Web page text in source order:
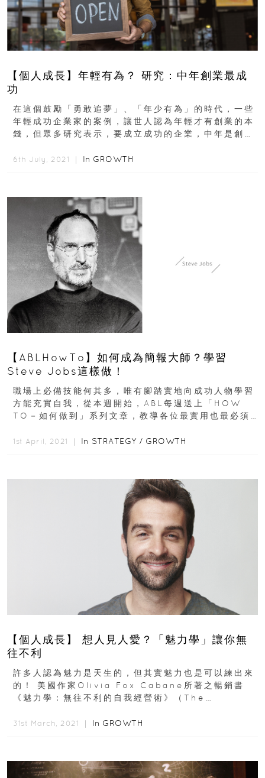
【個人成長】年輕有為？ 研究：中年創業最成
功
在這個鼓勵「勇敢追夢」、「年少有為」的時代，一些
年輕成功企業家的案例，讓世人認為年輕才有創業的本
錢，但眾多研究表示，要成立成功的企業，中年是創業
6th July, 2021 ｜ In GROWTH
【ABLHowTo】如何成為簡報大師？學習
Steve Jobs這樣做！
職場上必備技能何其多，唯有腳踏實地向成功人物學習
方能充實自我，從本週開始，ABL每週送上「HOW
TO－如何做到」系列文章，教導各位最實用也最必須
1st April, 2021 ｜ In STRATEGY / GROWTH
【個人成長】 想人見人愛？「魅力學」讓你無
往不利
許多人認為魅力是天生的，但其實魅力也是可以練出來
的！ 美國作家Olivia Fox Cabane所著之暢銷書
《魅力學：無往不利的自我經營術》（The
31st March, 2021 ｜ In GROWTH